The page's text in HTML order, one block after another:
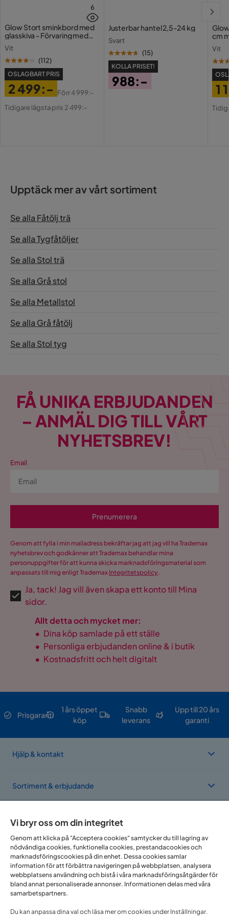
Materialtyp
plywood, trä, metall,
Material klädsel
polyestertyg (med
konstläderutseende)
Sitsmaterial
Övrigt
Armstöd
6
Glow Stort sminkbord med
glasskiva - Förvaring med
Vit
(112)
OSLAGBART PRIS
Pris
2 499:-
Original
Förr4 999:-
Tidigare lägsta pris 2 499:-
Justerbar hantel 2,5-24 kg
Svart
(15)
KOLLA PRISET!
988:-
cm
Vit
1
Upptäck mer av vårt sortiment
Se alla Fåtölj trä
Se alla Tygfåtöljer
Se alla Stol trä
Se alla Grå stol
Se alla Metallstol
Se alla Grå fåtölj
Se alla Stol tyg
FÅ UNIKA ERBJUDANDEN
– ANMÄL DIG TILL VÅRT
NYHETSBREV!
Email
Prenumerera
Genom att fylla i min mailadress bekräftar jag att jag vill ha Trademax
nyhetsbrev och godkänner att Trademax behandlar mina
personuppgifter för att kunna skicka marknadsföringsmaterial som
anpassats till mig enligt Trademax Integritetspolicy.
Ja, tack! Jag vill även skapa ett konto till Mina
sidor.
Allt detta och mycket mer:
• Dina köp samlade på ett ställe
• Personliga erbjudanden online & i butik
• Kostnadsfritt och helt digitalt
Prisgaranti
1 års öppet
köp
Snabb
leverans
Upp till 20 års
garanti
Hjälp & kontakt
Sortiment & erbjudande
Vi finns i flera länder
Vi bryr oss om din integritet
Genom att klicka på "Acceptera cookies" samtycker du till lagring av
nödvändiga cookies, funktionella cookies, prestandacookies och
marknadsföringscookies på din enhet. Dessa cookies samlar
information för att förbättra navigeringen på webbplatsen, analysera
webbplatsens användning och bistå i våra marknadsföringsåtgärder för
bland annat personaliserade annonser. Informationen delas med våra
samarbetspartners.
Du kan anpassa dina val och läsa mer om cookies under Inställningar.